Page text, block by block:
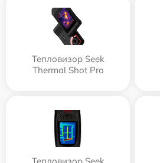
Тепловизор Seek
Thermal Shot Pro